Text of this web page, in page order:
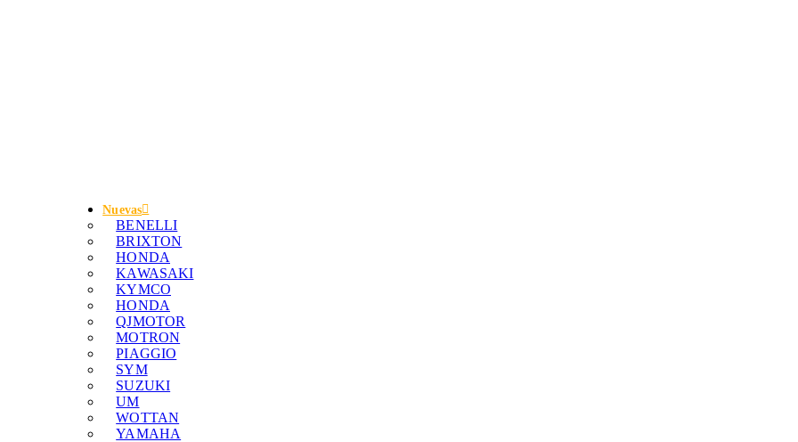
Nuevas
BENELLI
BRIXTON
HONDA
KAWASAKI
KYMCO
HONDA
QJMOTOR
MOTRON
PIAGGIO
SYM
SUZUKI
UM
WOTTAN
YAMAHA